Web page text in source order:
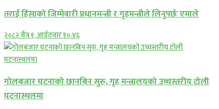
तराई हिंसाको जिम्मेवारी प्रधानमन्त्री र गृहमन्त्रीले लिनुपर्छः एमाले
२०८२ चैत्र १, आईतवार १०:४६
गोलबजार घटनाको छानबिन सुरु, गृह मन्त्रालयको उच्चस्तरीय टोली
घटनास्थलमा